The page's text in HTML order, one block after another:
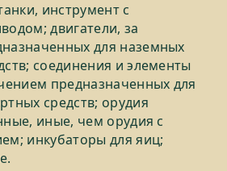
инструмент с
двигатели, за
для наземных
соединения и элементы
предназначенных для
средств; орудия
иные, чем орудия с
инкубаторы для яиц;